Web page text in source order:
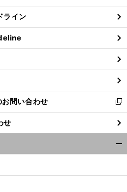
る
し
い
ウ
ィ
ン
ド
ウ
で
開
く
ライン
問い合わせ
新
し
い
ウ
ィ
ン
ウ
せ